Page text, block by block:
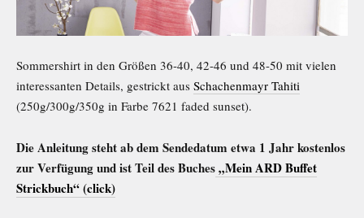
Sommershirt in den Größen 36-40, 42-46 und 48-50 mit vielen
interessanten Details, gestrickt aus Schachenmayr Tahiti
(250g/300g/350g in Farbe 7621 faded sunset).
Die Anleitung steht ab dem Sendedatum etwa 1 Jahr kostenlos
zur Verfügung und ist Teil des Buches„Mein ARD Buffet
Strickbuch“ (click)